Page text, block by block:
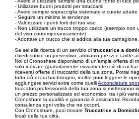
- Utilizzare buoni prodotti per struccarsi
- Avere sempre sopracciglia sistemate e curate adatte
- Seguire un minimo le tendenze
- Valorizzare i punti forti del tuo viso
- Non utilizzare un trucco troppo carico (esempio non
del viso contemporaneamente)
- Adottare un trucco che si addica alla tua
Se sei alla ricerca di un servizio di truccatrice a
chiedi subito un preventivo, abbiamo prezzi e tariffe
Noi di Cronoshare disponiamo di un’ampia offerta di
solo indicare (gratuitamente ovviamente) ciò di cui
riceverai offerte di truccatrici della tua zona. Potrai
tutto ciò di cui hai bisogno, inoltre puoi leggere le
aggiungere servizi extra come quelliAcconciatura
truccatori professionisti della tua zona si metteranno
un prezzo personalizzato ed economico, tra i più
Cronoshare la qualità e garanzia è assicurata!
consulenza ogni volta che ne occorri.
Con Cronoshare, puoi trovare Truccatrice a
locali della tua città.